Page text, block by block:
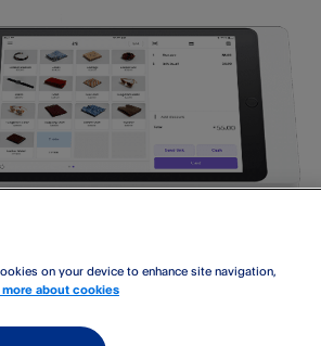
on your device to enhance site navigation,
more about cookies